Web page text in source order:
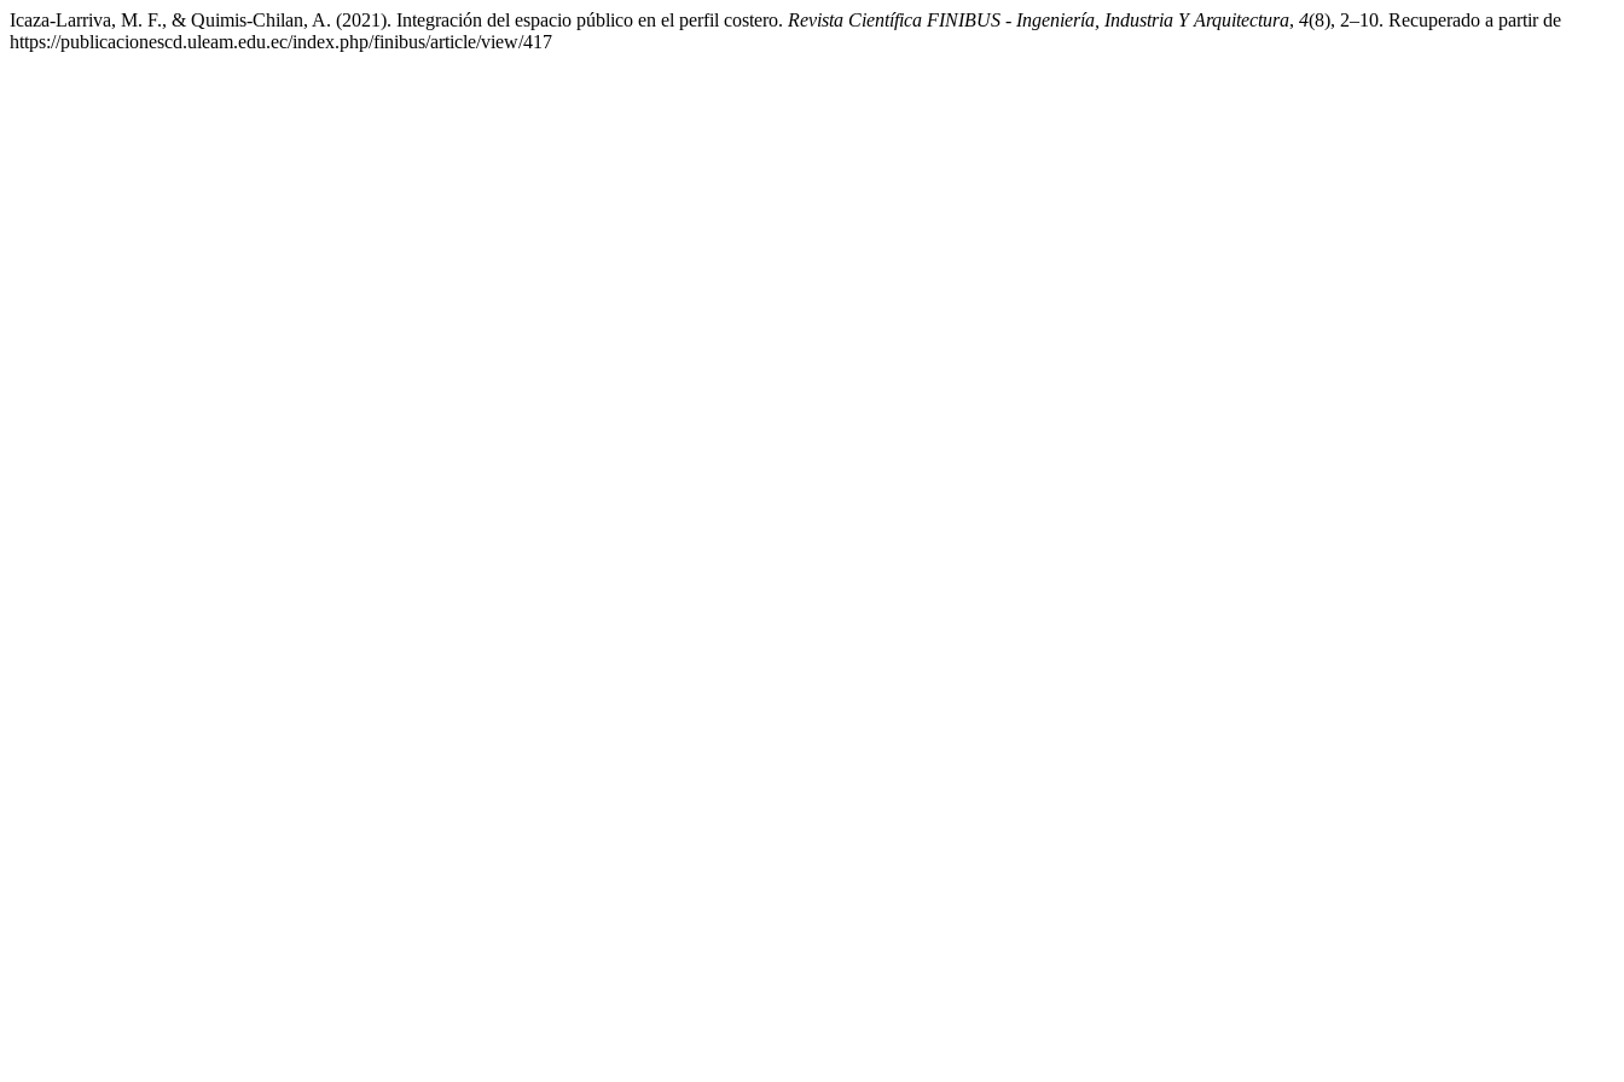
Icaza-Larriva, M. F., & Quimis-Chilan, A. (2021). Integración del espacio público en el perfil costero. Revista Científica FINIBUS - Ingeniería, Industria Y Arquitectura, 4(8), 2–10. Recuperado a partir de
https://publicacionescd.uleam.edu.ec/index.php/finibus/article/view/417